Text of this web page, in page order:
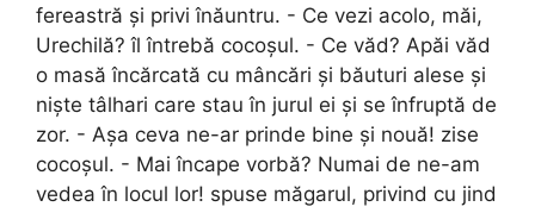
fereastră și privi înăuntru. - Ce vezi acolo, măi,
Urechilă? îl întrebă cocoșul. - Ce văd? Apăi văd
o masă încărcată cu mâncări și băuturi alese și
niște tâlhari care stau în jurul ei și se înfruptă de
zor. - Așa ceva ne-ar prinde bine și nouă! zise
cocoșul. - Mai încape vorbă? Numai de ne-am
vedea în locul lor! spuse măgarul, privind cu jind